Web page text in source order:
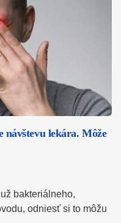
návštevu lekára. Môže
bakteriálneho,
odniesť si to môžu